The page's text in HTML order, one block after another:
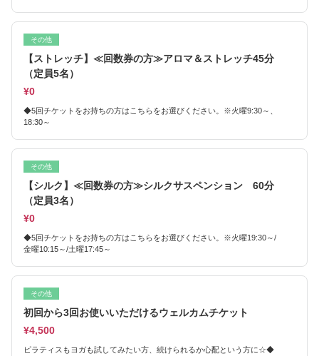
その他
【ストレッチ】≪回数券の方≫アロマ＆ストレッチ45分
（定員5名）
¥0
◆5回チケットをお持ちの方はこちらをお選びください。※火曜9:30～、
18:30～
その他
【シルク】≪回数券の方≫シルクサスペンション 60分
（定員3名）
¥0
◆5回チケットをお持ちの方はこちらをお選びください。※火曜19:30～/
金曜10:15～/土曜17:45～
その他
初回から3回お使いいただけるウェルカムチケット
¥4,500
ピラティスもヨガも試してみたい方、続けられるか心配という方に☆◆